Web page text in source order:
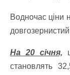
Водночас ціни
На 20 січня,
становлять